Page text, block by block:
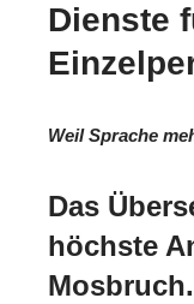
Dienste
Weil Sprache
Das
höchste
Mosbruch.